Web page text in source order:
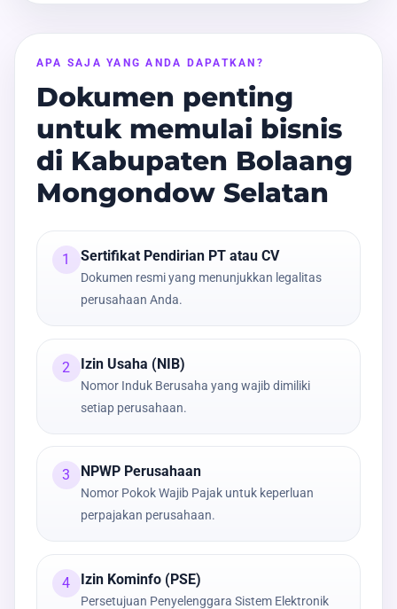
APA SAJA YANG ANDA DAPATKAN?
Dokumen penting
untuk memulai bisnis
di Kabupaten Bolaang
Mongondow Selatan
1 Sertifikat Pendirian PT atau CV
Dokumen resmi yang menunjukkan legalitas
perusahaan Anda.
2 Izin Usaha (NIB)
Nomor Induk Berusaha yang wajib dimiliki
setiap perusahaan.
3 NPWP Perusahaan
Nomor Pokok Wajib Pajak untuk keperluan
perpajakan perusahaan.
4 Izin Kominfo (PSE)
Persetujuan Penyelenggara Sistem Elektronik